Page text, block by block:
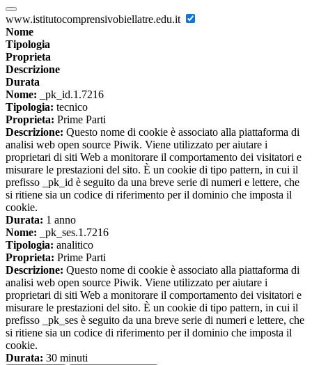
www.istitutocomprensivobiellatre.edu.it
Nome
Tipologia
Proprieta
Descrizione
Durata
Nome: _pk_id.1.7216
Tipologia: tecnico
Proprieta: Prime Parti
Descrizione: Questo nome di cookie è associato alla piattaforma di
analisi web open source Piwik. Viene utilizzato per aiutare i
proprietari di siti Web a monitorare il comportamento dei visitatori e
misurare le prestazioni del sito. È un cookie di tipo pattern, in cui il
prefisso _pk_id è seguito da una breve serie di numeri e lettere, che
si ritiene sia un codice di riferimento per il dominio che imposta il
cookie.
Durata: 1 anno
Nome: _pk_ses.1.7216
Tipologia: analitico
Proprieta: Prime Parti
Descrizione: Questo nome di cookie è associato alla piattaforma di
analisi web open source Piwik. Viene utilizzato per aiutare i
proprietari di siti Web a monitorare il comportamento dei visitatori e
misurare le prestazioni del sito. È un cookie di tipo pattern, in cui il
prefisso _pk_ses è seguito da una breve serie di numeri e lettere, che
si ritiene sia un codice di riferimento per il dominio che imposta il
cookie.
Durata: 30 minuti